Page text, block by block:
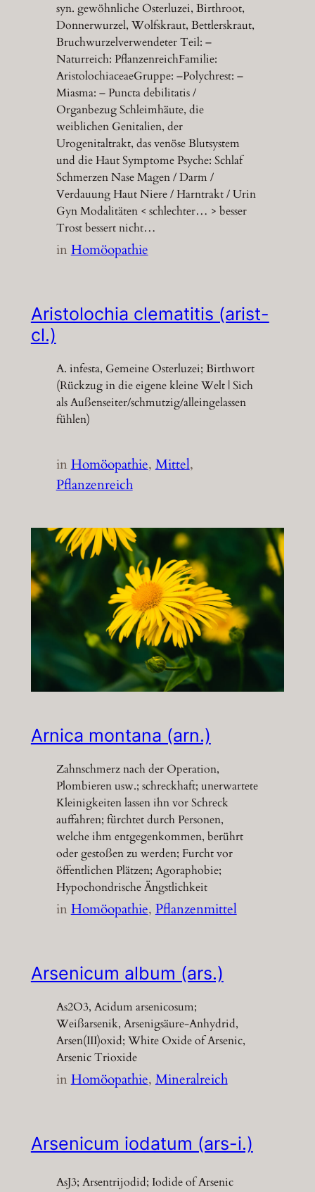
syn. gewöhnliche Osterluzei, Birthroot,
Donnerwurzel, Wolfskraut, Bettlerskraut,
Bruchwurzelverwendeter Teil: –
Naturreich: PflanzenreichFamilie:
AristolochiaceaeGruppe: –Polychrest: –
Miasma: – Puncta debilitatis /
Organbezug Schleimhäute, die
weiblichen Genitalien, der
Urogenitaltrakt, das venöse Blutsystem
und die Haut Symptome Psyche: Schlaf
Schmerzen Nase Magen / Darm /
Verdauung Haut Niere / Harntrakt / Urin
Gyn Modalitäten < schlechter… > besser
Trost bessert nicht…
inHomöopathie
Aristolochia clematitis (arist-
cl.)
A. infesta, Gemeine Osterluzei; Birthwort
(Rückzug in die eigene kleine Welt | Sich
als Außenseiter/schmutzig/alleingelassen
fühlen)
inHomöopathie, Mittel
Pflanzenreich
Arnica montana (arn.)
Zahnschmerz nach der Operation,
Plombieren usw.; schreckhaft; unerwartete
Kleinigkeiten lassen ihn vor Schreck
auffahren; fürchtet durch Personen,
welche ihm entgegenkommen, berührt
oder gestoßen zu werden; Furcht vor
öffentlichen Plätzen; Agoraphobie;
Hypochondrische Ängstlichkeit
inHomöopathie, Pflanzenmittel
Arsenicum album (ars.)
As2O3, Acidum arsenicosum;
Weißarsenik, Arsenigsäure-Anhydrid,
Arsen(III)oxid; White Oxide of Arsenic,
Arsenic Trioxide
inHomöopathie, Mineralreich
Arsenicum iodatum (ars-i.)
AsJ3; Arsentrijodid; Iodide of Arsenic